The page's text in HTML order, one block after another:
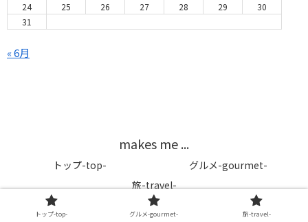
24
25 26 27 28 29
30
31
« 6月
makes me ...
トップ-top-
グルメ-gourmet-
旅-travel-
© 2019 makes me ....
トップ-top- グルメ-gourmet- 旅-travel-